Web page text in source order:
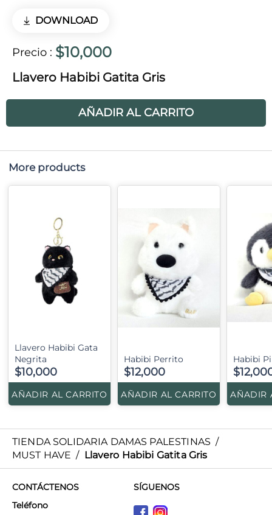
DOWNLOAD
Precio : $10,000
Llavero Habibi Gatita Gris
AÑADIR AL CARRITO
More products
Llavero Habibi Gata
Negrita
$10,000
AÑADIR AL CARRITO
Habibi Perrito
$12,000
AÑADIR AL CARRITO
Habibi
AÑADIR
TIENDA SOLIDARIA DAMAS PALESTINAS /
MUST HAVE / Llavero Habibi Gatita Gris
CONTÁCTENOS
Teléfono
SÍGUENOS